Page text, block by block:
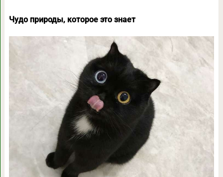
Чудо природы, которое это знает